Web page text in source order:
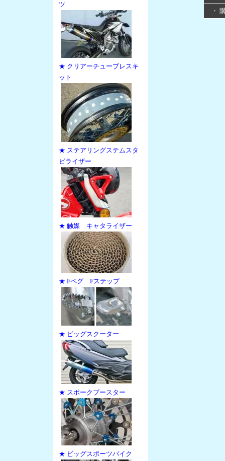
ツ
★ クリアーチューブレスキ
ット
★ ステアリングステムスタ
ビライザー
★ 触媒 キャタライザー
★ Fペグ Fステップ
★ ビッグスクーター
★ スポークブースター
★ ビッグスポーツバイク
・